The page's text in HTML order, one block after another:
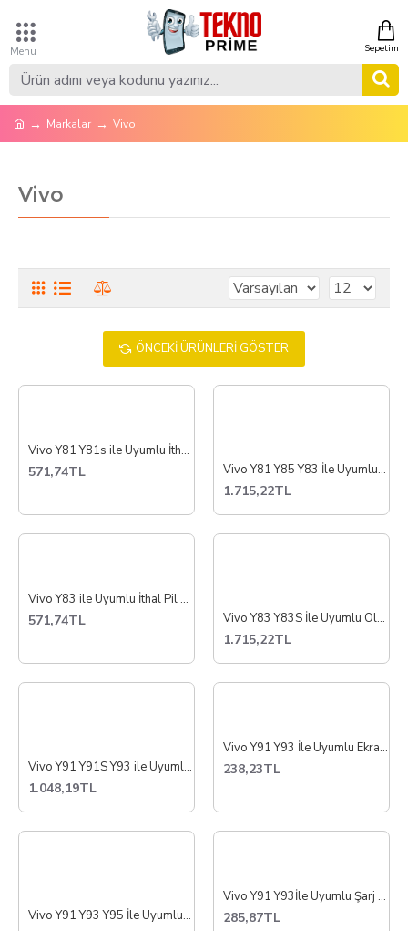
Markalar Vivo
Vivo
ÖNCEKI ÜRÜNLERI GÖSTER
Vivo Y81 Y81s ile Uyumlu İthal Pil Batarya B-E5
571,74TL Vivo Y81 Y85 Y83 İle Uyumlu Lcd Ekran Dokunmatik V1732
1.715,22TL
Vivo Y83 ile Uyumlu İthal Pil Batarya B-E5
571,74TL Vivo Y83 Y83S İle Uyumlu Oled Lcd Ekran Dokunmatik
1.715,22TL
Vivo Y91 Y91S Y93 ile Uyumlu Lcd Ekran Dokunmatik
1.048,19TL
Vivo Y91 Y93 İle Uyumlu Ekran Ara Film Flex İthal
238,23TL
Vivo Y91 Y93 Y95 İle Uyumlu Buzzer Hoparlör Dış Ses
Vivo Y91 Y93İle Uyumlu Şarj Bordu Soketi İthal
285,87TL